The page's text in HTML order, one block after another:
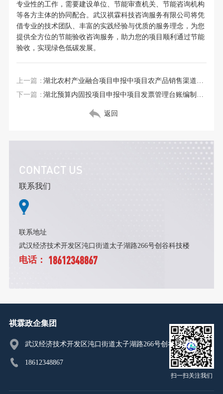
专业性的工作，需要建设单位、节能审查机关、节能咨询机构
等各方主体的协同配合。武汉祺霖科技咨询服务有限公司将凭
借专业的技术团队、丰富的实践经验与优质的服务理念，为您
提供全方位的节能验收咨询服务，助力您的项目顺利通过节能
验收，实现绿色低碳发展。
上一篇：
湖北农村产业融合项目申报中项目农产品销售渠道要求
下一篇：
湖北预算内固投项目申报中项目发票管理台账编制要求
返回
CONTACT US
联系我们
联系地址
武汉经济技术开发区沌口街道太子湖路266号创谷科技楼
电话： 18612348867
扫一扫关注我们
祺霖政企集团
武汉经济技术开发区沌口街道太子湖路266号创谷科技楼
18612348867